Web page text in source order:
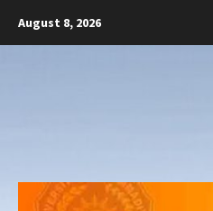
August 8, 2026